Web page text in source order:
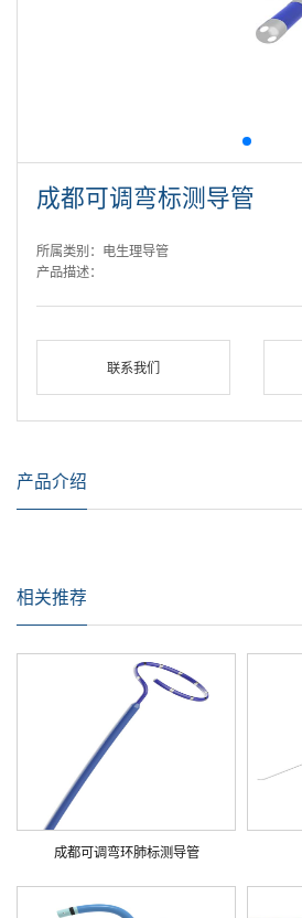
成都可调弯标测导管
所属类别：电生理导管
产品描述：
联系我们
产品介绍
相关推荐
成都可调弯环肺标测导管